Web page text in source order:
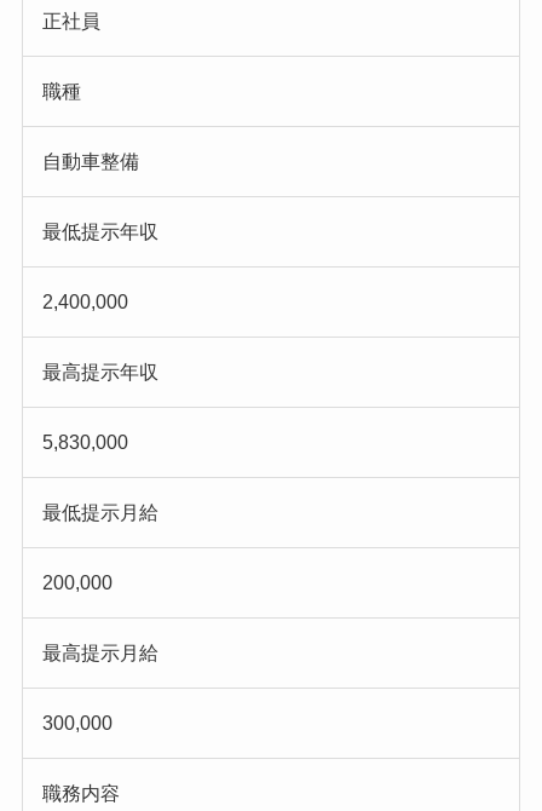
正社員
職種
自動車整備
最低提示年収
2,400,000
最高提示年収
5,830,000
最低提示月給
200,000
最高提示月給
300,000
職務内容